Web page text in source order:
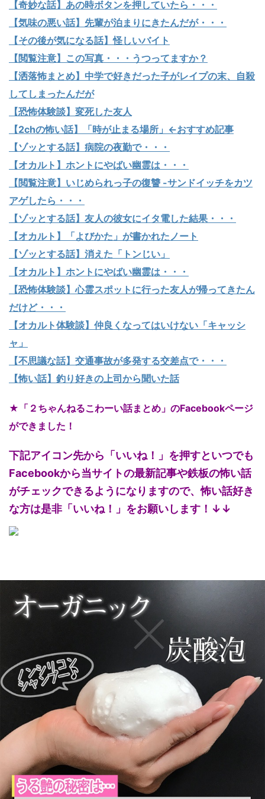
【奇妙な話】あの時ボタンを押していたら・・・
【気味の悪い話】先輩が泊まりにきたんだが・・・
【その後が気になる話】怪しいバイト
【閲覧注意】この写真・・・うつってますか？
【洒落怖まとめ】中学で好きだった子がレイプの末、自殺
してしまったんだが
【恐怖体験談】変死した友人
【2chの怖い話】「時が止まる場所」←おすすめ記事
【ゾッとする話】病院の夜勤で・・・
【オカルト】ホントにやばい幽霊は・・・
【閲覧注意】いじめられっ子の復讐 -サンドイッチをカツ
アゲしたら・・・
【ゾッとする話】友人の彼女にイタ電した結果・・・
【オカルト】「よびかた」が書かれたノート
【ゾッとする話】消えた「トンじい」
【オカルト】ホントにやばい幽霊は・・・
【恐怖体験談】心霊スポットに行った友人が帰ってきたん
だけど・・・
【オカルト体験談】仲良くなってはいけない「キャッシ
ャ」
【不思議な話】交通事故が多発する交差点で・・・
【怖い話】釣り好きの上司から聞いた話
★「２ちゃんねるこわーい話まとめ」のFacebookページ
ができました！
下記アイコン先から「いいね！」を押すといつでも
Facebookから当サイトの最新記事や鉄板の怖い話
がチェックできるようになりますので、怖い話好き
な方は是非「いいね！」をお願いします！ ↓↓